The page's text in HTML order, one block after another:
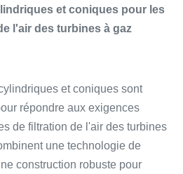
et coniques pour les
l'air des turbines à gaz
et coniques sont
répondre aux exigences
de filtration de l'air des turbines
une technologie de
construction robuste pour